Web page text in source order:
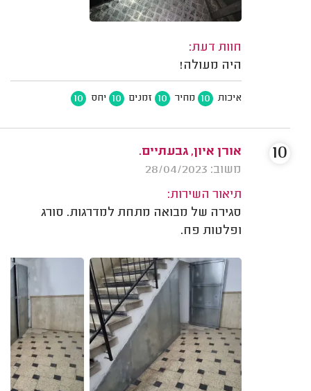
חוות דעת:
היה מעולה!
איכות 10 מחיר 10 זמנים 10 יחס 10
אורן איון, גבעתיים.
משוב: 28/04/2023
תיאור השירות:
סגירה של מבואה מתחת למדרגות. סורג
ופלטות פח.
10